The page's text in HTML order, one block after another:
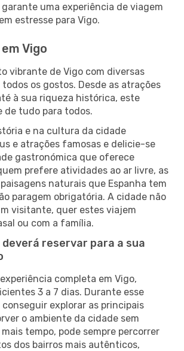
garante uma experiência de viagem
estresse para Vigo.
Vigo
vibrante de Vigo com diversas
os gostos. Desde as atrações
à sua riqueza histórica, este
de tudo para todos.
e na cultura da cidade
e atrações famosas e delicie-se
gastronómica que oferece
prefere atividades ao ar livre, as
naturais que Espanha tem
paragem obrigatória. A cidade não
visitante, quer estes viajem
ou com a família.
reservar para a sua
completa em Vigo,
3 a 7 dias. Durante esse
conseguir explorar as principais
o ambiente da cidade sem
tempo, pode sempre percorrer
dos bairros mais autênticos,